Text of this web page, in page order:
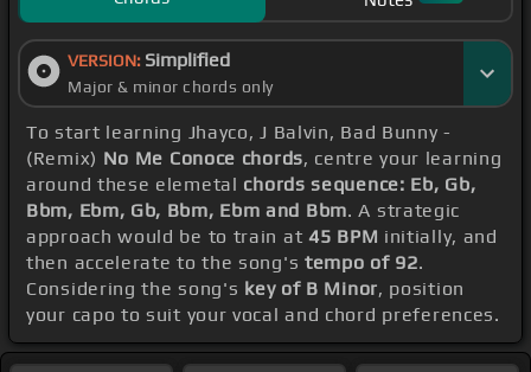
VERSION: Simplified
Major & minor chords only
To start learning Jhayco, J Balvin, Bad Bunny -
(Remix) No Me Conoce chords, centre your learning
around these elemetal chords sequence: Eb, Gb,
Bbm, Ebm, Gb, Bbm, Ebm and Bbm. A strategic
approach would be to train at 45 BPM initially, and
then accelerate to the song's tempo of 92.
Considering the song's key of B Minor, position
your capo to suit your vocal and chord preferences.